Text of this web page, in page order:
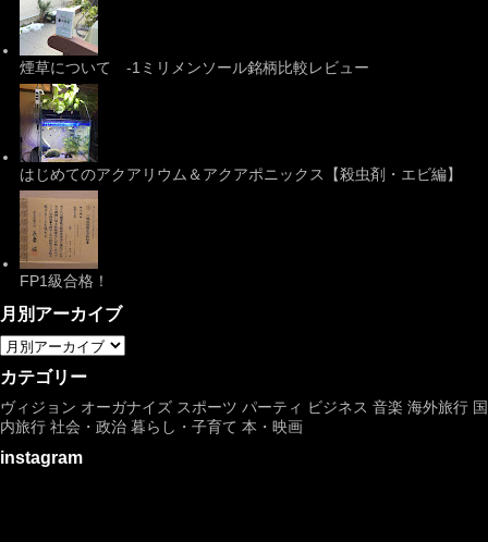
煙草について -1ミリメンソール銘柄比較レビュー
はじめてのアクアリウム＆アクアポニックス【殺虫剤・エビ編】
FP1級合格！
月別アーカイブ
カテゴリー
ヴィジョン オーガナイズ スポーツ パーティ ビジネス 音楽 海外旅行 国
内旅行 社会・政治 暮らし・子育て 本・映画
instagram